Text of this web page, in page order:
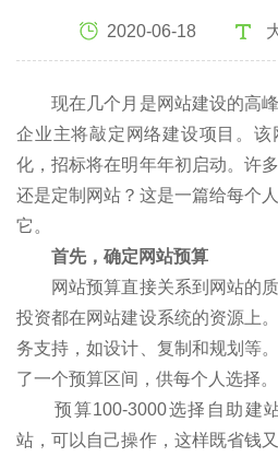
2020-06-18
现在几个月是网站建设的高峰
企业主将敲定网络建设项目。
化，招标将在明年年初启动。许
还是定制网站？这是一篇给每个
它。
首先，确定网站预算
网站预算直接关系到网站的质
投资都在网站建设系统的资源上
务支持，如设计、复制和规划等
了一个预算区间，供每个人选择。
预算100-3000选择自助建
站，可以自己操作，这样既省钱